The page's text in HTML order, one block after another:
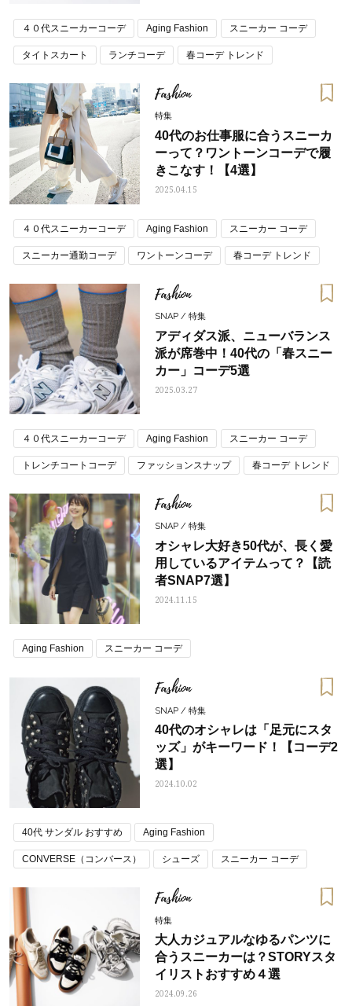
４０代スニーカーコーデ Aging Fashion スニーカー コーデ
タイトスカート ランチコーデ 春コーデ トレンド
流行のハイテクスニーカー・ダッドスニーカーコーデ
通勤コーデ・仕事の服装
Fashion
特集
40代のお仕事服に合うスニーカ
ーって？ワントーンコーデで履
きこなす！【4選】
2025.04.15
４０代スニーカーコーデ Aging Fashion スニーカー コーデ
スニーカー通勤コーデ ワントーンコーデ 春コーデ トレンド
通勤コーデ・仕事の服装
Fashion
SNAP / 特集
アディダス派、ニューバランス
派が席巻中！40代の「春スニー
カー」コーデ5選
2025.03.27
４０代スニーカーコーデ Aging Fashion スニーカー コーデ
トレンチコートコーデ ファッションスナップ 春コーデ トレンド
読者スナップ
Fashion
SNAP / 特集
オシャレ大好き50代が、長く愛
用しているアイテムって？【読
者SNAP7選】
2024.11.15
Aging Fashion スニーカー コーデ
Fashion
SNAP / 特集
40代のオシャレは「足元にスタ
ッズ」がキーワード！【コーデ2
選】
2024.10.02
40代 サンダル おすすめ Aging Fashion
CONVERSE（コンバース） シューズ スニーカー コーデ
ファッションスナップ 甘ニッシュ
Fashion
特集
大人カジュアルなゆるパンツに
合うスニーカーは？STORYスタ
イリストおすすめ４選
2024.09.26